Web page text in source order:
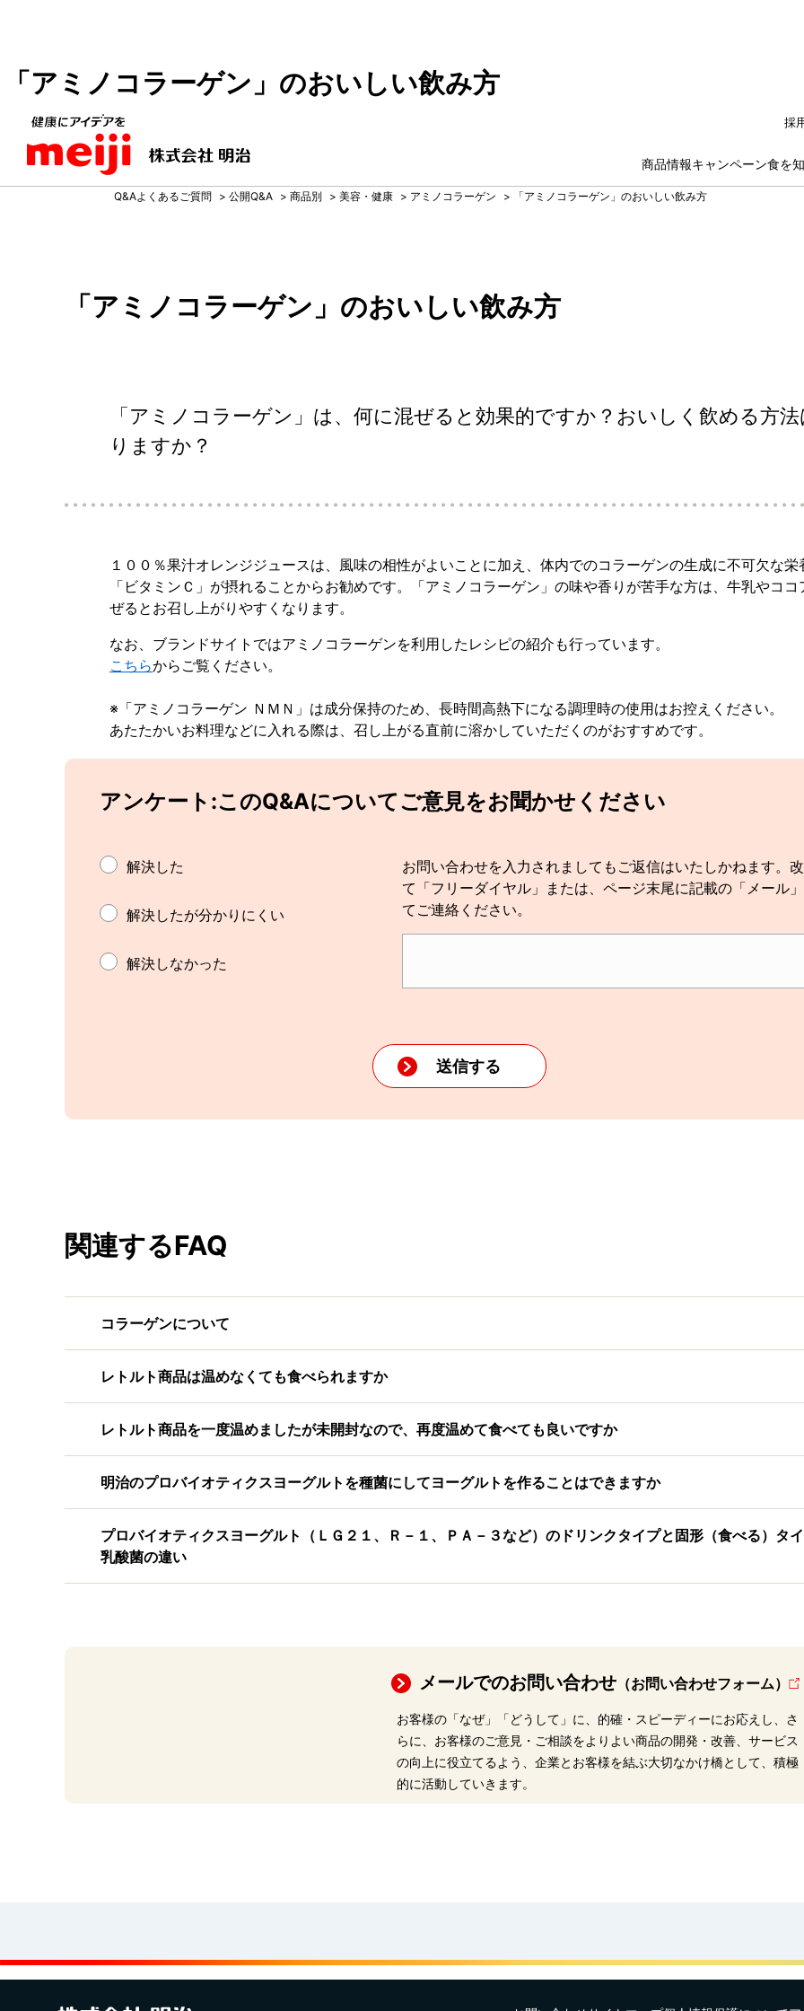
「アミノコラーゲン」のおいしい飲み方
商品情報キャンペーン食を
採
Q&Aよくあるご質問 > 公開Q&A > 商品別 > 美容・健康 > アミノコラーゲン > 「アミノコラーゲン」のおいしい飲み方
「アミノコラーゲン」のおいしい飲み方
「アミノコラーゲン」は、何に混ぜると効果的ですか？おいしく飲める方
りますか？
１００％果汁オレンジジュースは、風味の相性がよいことに加え、体内でのコラーゲンの生成に不可欠な栄
「ビタミンＣ」が摂れることからお勧めです。「アミノコラーゲン」の味や香りが苦手な方は、牛乳やココ
ぜるとお召し上がりやすくなります。
なお、ブランドサイトではアミノコラーゲンを利用したレシピの紹介も行っています。
こちらからご覧ください。
※「アミノコラーゲン ＮＭＮ」は成分保持のため、長時間高熱下になる調理時の使用はお控えください。
あたたかいお料理などに入れる際は、召し上がる直前に溶かしていただくのがおすすめです。
アンケート:このQ&Aについてご意見をお聞かせください
解決した
解決したが分かりにくい
解決しなかった
お問い合わせを入力されましてもご返信はいたしかねます。
て「フリーダイヤル」または、ページ末尾に記載の「メール
てご連絡ください。
関連するFAQ
コラーゲンについて
レトルト商品は温めなくても食べられますか
レトルト商品を一度温めましたが未開封なので、再度温めて食べても良いですか
明治のプロバイオティクスヨーグルトを種菌にしてヨーグルトを作ることはできますか
プロバイオティクスヨーグルト（ＬＧ２１、Ｒ－１、ＰＡ－３など）のドリンクタイプと固形（食べる）タ
乳酸菌の違い
メールでのお問い合わせ（お問い合わせフォーム）
お客様の「なぜ」「どうして」に、的確・スピーディーにお応えし、さ
らに、お客様のご意見・ご相談をよりよい商品の開発・改善、サービス
の向上に役立てるよう、企業とお客様を結ぶ大切なかけ橋として、積極
的に活動していきます。